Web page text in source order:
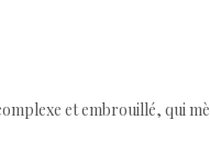
et embrouillé, qui